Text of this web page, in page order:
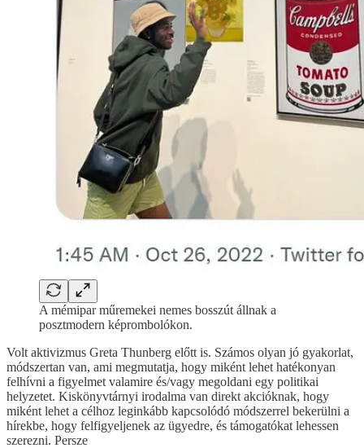
A mémipar műremekei nemes bosszút állnak a
posztmodern képrombolókon.
Volt aktivizmus Greta Thunberg előtt is. Számos olyan jó gyakorlat,
módszertan van, ami megmutatja, hogy miként lehet hatékonyan
felhívni a figyelmet valamire és/vagy megoldani egy politikai
helyzetet. Kiskönyvtárnyi irodalma van direkt akcióknak, hogy
miként lehet a célhoz leginkább kapcsolódó módszerrel bekerülni a
hírekbe, hogy felfigyeljenek az ügyedre, és támogatókat lehessen
szerezni. Persze